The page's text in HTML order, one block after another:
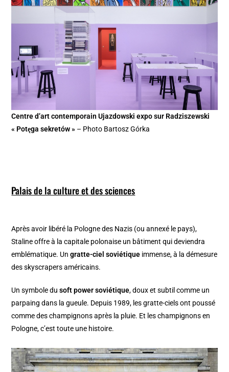
Centre d’art contemporain Ujazdowski expo sur Radziszewski
« Potęga sekretów » – Photo Bartosz Górka
Palais de la culture et des sciences
Après avoir libéré la Pologne des Nazis (ou annexé le pays),
Staline offre à la capitale polonaise un bâtiment qui deviendra
emblématique. Ungratte-ciel soviétique immense, à la démesure
des skyscrapers américains.
Un symbole dusoft power soviétique, doux et subtil comme un
parpaing dans la gueule. Depuis 1989, les gratte-ciels ont poussé
comme des champignons après la pluie. Et les champignons en
Pologne, c’est toute une histoire.